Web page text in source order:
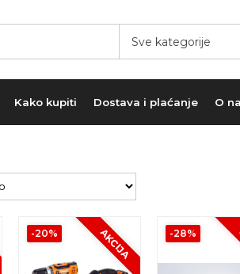
Sve kategorije
Kako kupiti Dostava i plaćanje O
-20% AKCIJA -28%